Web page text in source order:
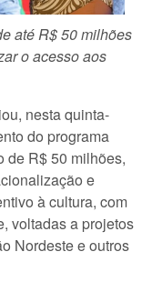
até R$ 50 milhões
o acesso aos
nesta quinta-
do programa
de R$ 50 milhões,
e
à cultura, com
voltadas a projetos
Nordeste e outros